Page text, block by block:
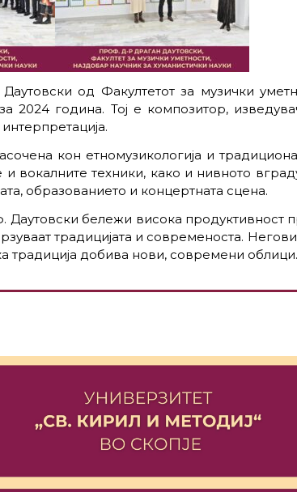
од Факултетот за музички
2024 година. Тој е композитор,
кон етномузикологија и
и вокалните техники, како и нивното
образованието и концертната сцена.​
Даутовски бележи висока продуктивност
традицијата и современоста.
традиција добива нови, современи облици.​